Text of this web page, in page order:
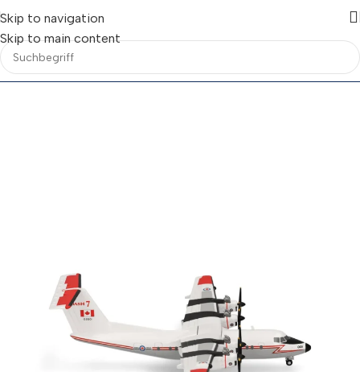
Skip to navigation
Skip to main content